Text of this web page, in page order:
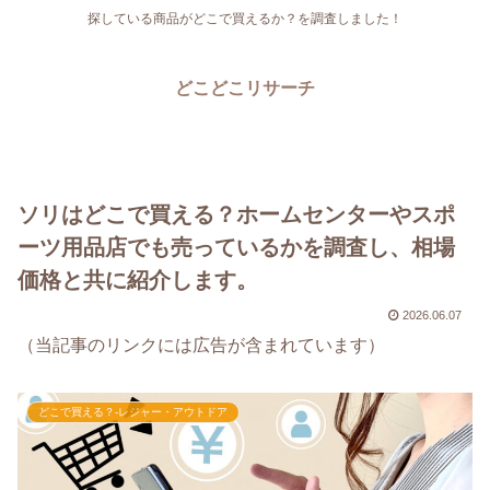
探している商品がどこで買えるか？を調査しました！
どこどこリサーチ
ソリはどこで買える？ホームセンターやスポ
ーツ用品店でも売っているかを調査し、相場
価格と共に紹介します。
2026.06.07
（当記事のリンクには広告が含まれています）
どこで買える？-レジャー・アウトドア